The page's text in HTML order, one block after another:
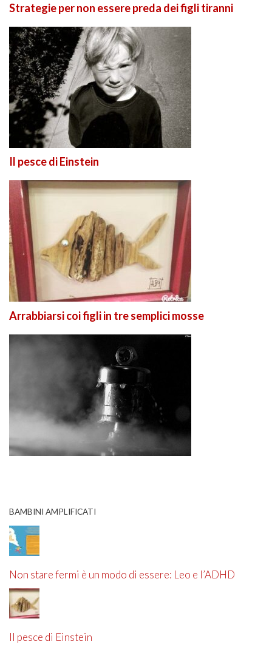
Strategie per non essere preda dei figli tiranni
Il pesce di Einstein
Arrabbiarsi coi figli in tre semplici mosse
BAMBINI AMPLIFICATI
Non stare fermi è un modo di essere: Leo e l’ADHD
Il pesce di Einstein